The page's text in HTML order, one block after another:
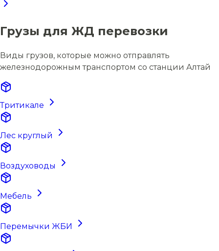
Грузы для ЖД перевозки
Виды грузов, которые можно отправлять
железнодорожным транспортом со станции Алтай
Тритикале
Лес круглый
Воздуховоды
Мебель
Перемычки ЖБИ